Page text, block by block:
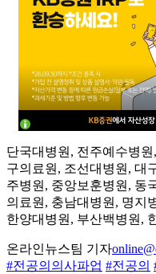
단국대병원, 전주예수병
구의료원, 조선대병원, 대
주병원, 중앙보훈병원, 동
의료원, 충남대병원, 명지
한양대병원, 부산백병원,
온라인뉴스팀 기자
#전공의의사파업 #전공의